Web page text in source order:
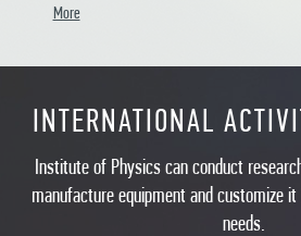
More
INTERNATIONAL
Institute of Physics can conduct
manufacture equipment and customize
needs.